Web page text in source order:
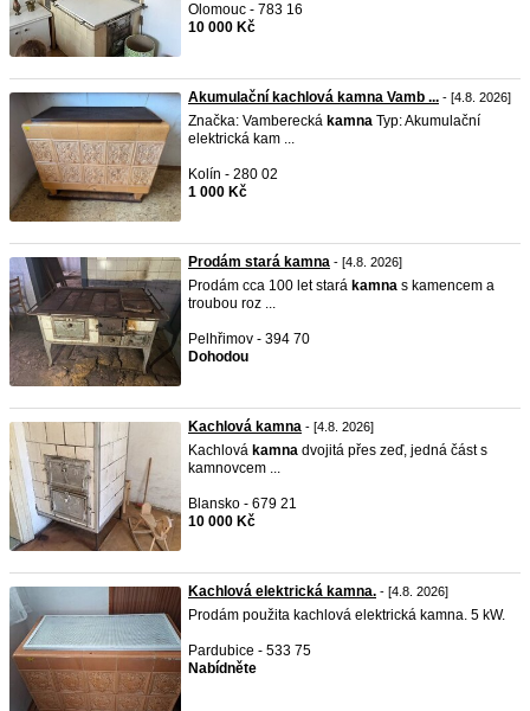
Olomouc - 783 16
10 000 Kč
Akumulační kachlová kamna Vamb ... - [4.8. 2026]
Značka: Vamberecká kamna Typ: Akumulační
elektrická kam ...
Kolín - 280 02
1 000 Kč
Prodám stará kamna - [4.8. 2026]
Prodám cca 100 let stará kamna s kamencem a
troubou roz ...
Pelhřimov - 394 70
Dohodou
Kachlová kamna - [4.8. 2026]
Kachlová kamna dvojitá přes zeď, jedná část s
kamnovcem ...
Blansko - 679 21
10 000 Kč
Kachlová elektrická kamna. - [4.8. 2026]
Prodám použita kachlová elektrická kamna. 5 kW.
Pardubice - 533 75
Nabídněte